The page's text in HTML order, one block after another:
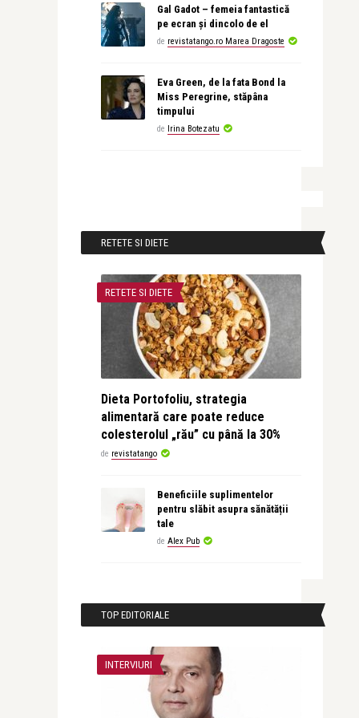
Gal Gadot – femeia fantastică
pe ecran și dincolo de el
de revistatango.ro Marea Dragoste
Eva Green, de la fata Bond la
Miss Peregrine, stăpâna
timpului
de Irina Botezatu
RETETE SI DIETE
RETETE SI DIETE
Dieta Portofoliu, strategia
alimentară care poate reduce
colesterolul „rău” cu până la 30%
de revistatango
Beneficiile suplimentelor
pentru slăbit asupra sănătății
tale
de Alex Pub
TOP EDITORIALE
INTERVIURI